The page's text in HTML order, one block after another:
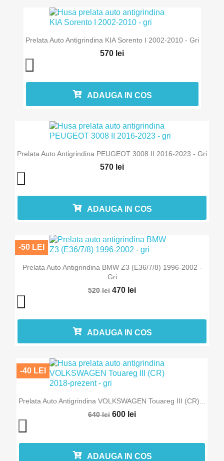
Prelata Auto Antigrindina KIA Sorento I 2002-2010 - Gri
570 lei
ADAUGA IN COS
Prelata Auto Antigrindina PEUGEOT 3008 II 2016-2023 - Gri
570 lei
ADAUGA IN COS
Prelata Auto Antigrindina BMW Z3 (E36/7/8) 1996-2002 -
Gri
520 lei 470 lei
-50 LEI
ADAUGA IN COS
Prelata Auto Antigrindina VOLKSWAGEN Touareg III (CR)...
640 lei 600 lei
-40 LEI
ADAUGA IN COS